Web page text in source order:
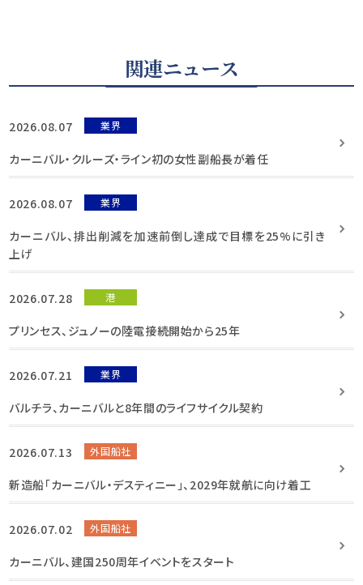
関連ニュース
2026.08.07 業界
カーニバル・クルーズ・ライン初の女性副船長が着任
2026.08.07 業界
カーニバル、排出削減を加速前倒し達成で目標を25%に引き
上げ
2026.07.28 港
プリンセス、ジュノーの陸電接続開始から25年
2026.07.21 業界
バルチラ、カーニバルと8年間のライフサイクル契約
2026.07.13 外国船社
新造船「カーニバル・デスティニー」、2029年就航に向け着工
2026.07.02 外国船社
カーニバル、建国250周年イベントをスタート